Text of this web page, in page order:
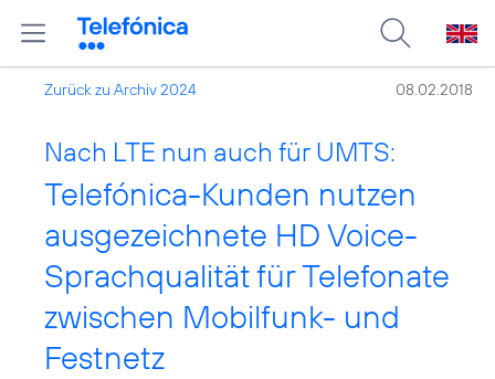
Zurück zu Archiv 2024 08.02.2018
Nach LTE nun auch für UMTS:
Telefónica-Kunden nutzen
ausgezeichnete HD Voice-
Sprachqualität für Telefonate
zwischen Mobilfunk- und
Festnetz